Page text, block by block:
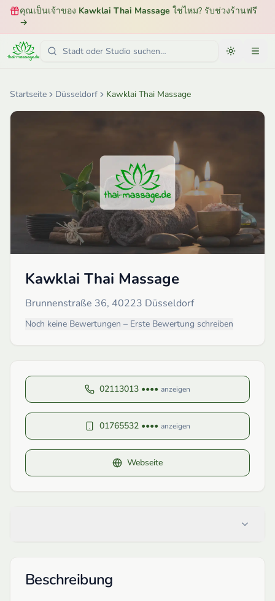
คุณเป็นเจ้าของ Kawklai Thai Massage ใช่ไหม? รับช่วงร้านฟรี
→
Startseite Düsseldorf Kawklai Thai Massage
Kawklai Thai Massage
Brunnenstraße 36, 40223 Düsseldorf
Noch keine Bewertungen – Erste Bewertung schreiben
02113013 •••• anzeigen
01765532 •••• anzeigen
Webseite
Beschreibung